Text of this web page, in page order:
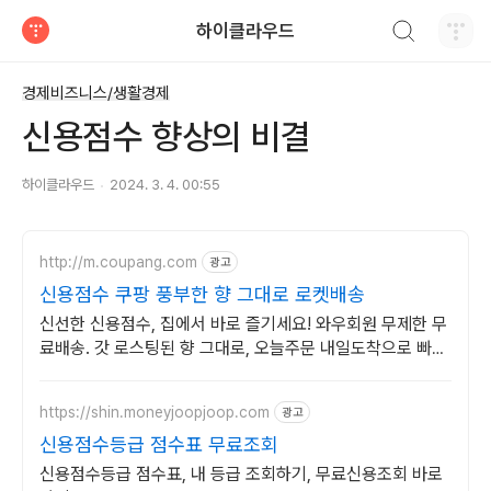
하이클라우드
경제비즈니스/생활경제
신용점수 향상의 비결
하이클라우드 2024. 3. 4. 00:55
http://m.coupang.com 광고
신용점수 쿠팡 풍부한 향 그대로 로켓배송
신선한 신용점수, 집에서 바로 즐기세요! 와우회원 무제한 무
료배송. 갓 로스팅된 향 그대로, 오늘주문 내일도착으로 빠르
https://shin.moneyjoopjoop.com 광고
신용점수등급 점수표 무료조회
신용점수등급 점수표, 내 등급 조회하기, 무료신용조회 바로